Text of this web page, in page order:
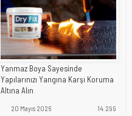
Yanmaz Boya Sayesinde
Yapılarınızı Yangına Karşı Koruma
Altına Alın
20 Mayıs 2026 14.299